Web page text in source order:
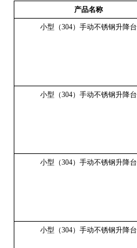
产品名称
小型（304）手动不锈钢升降台
小型（304）手动不锈钢升降台
小型（304）手动不锈钢升降台
小型（304）手动不锈钢升降台